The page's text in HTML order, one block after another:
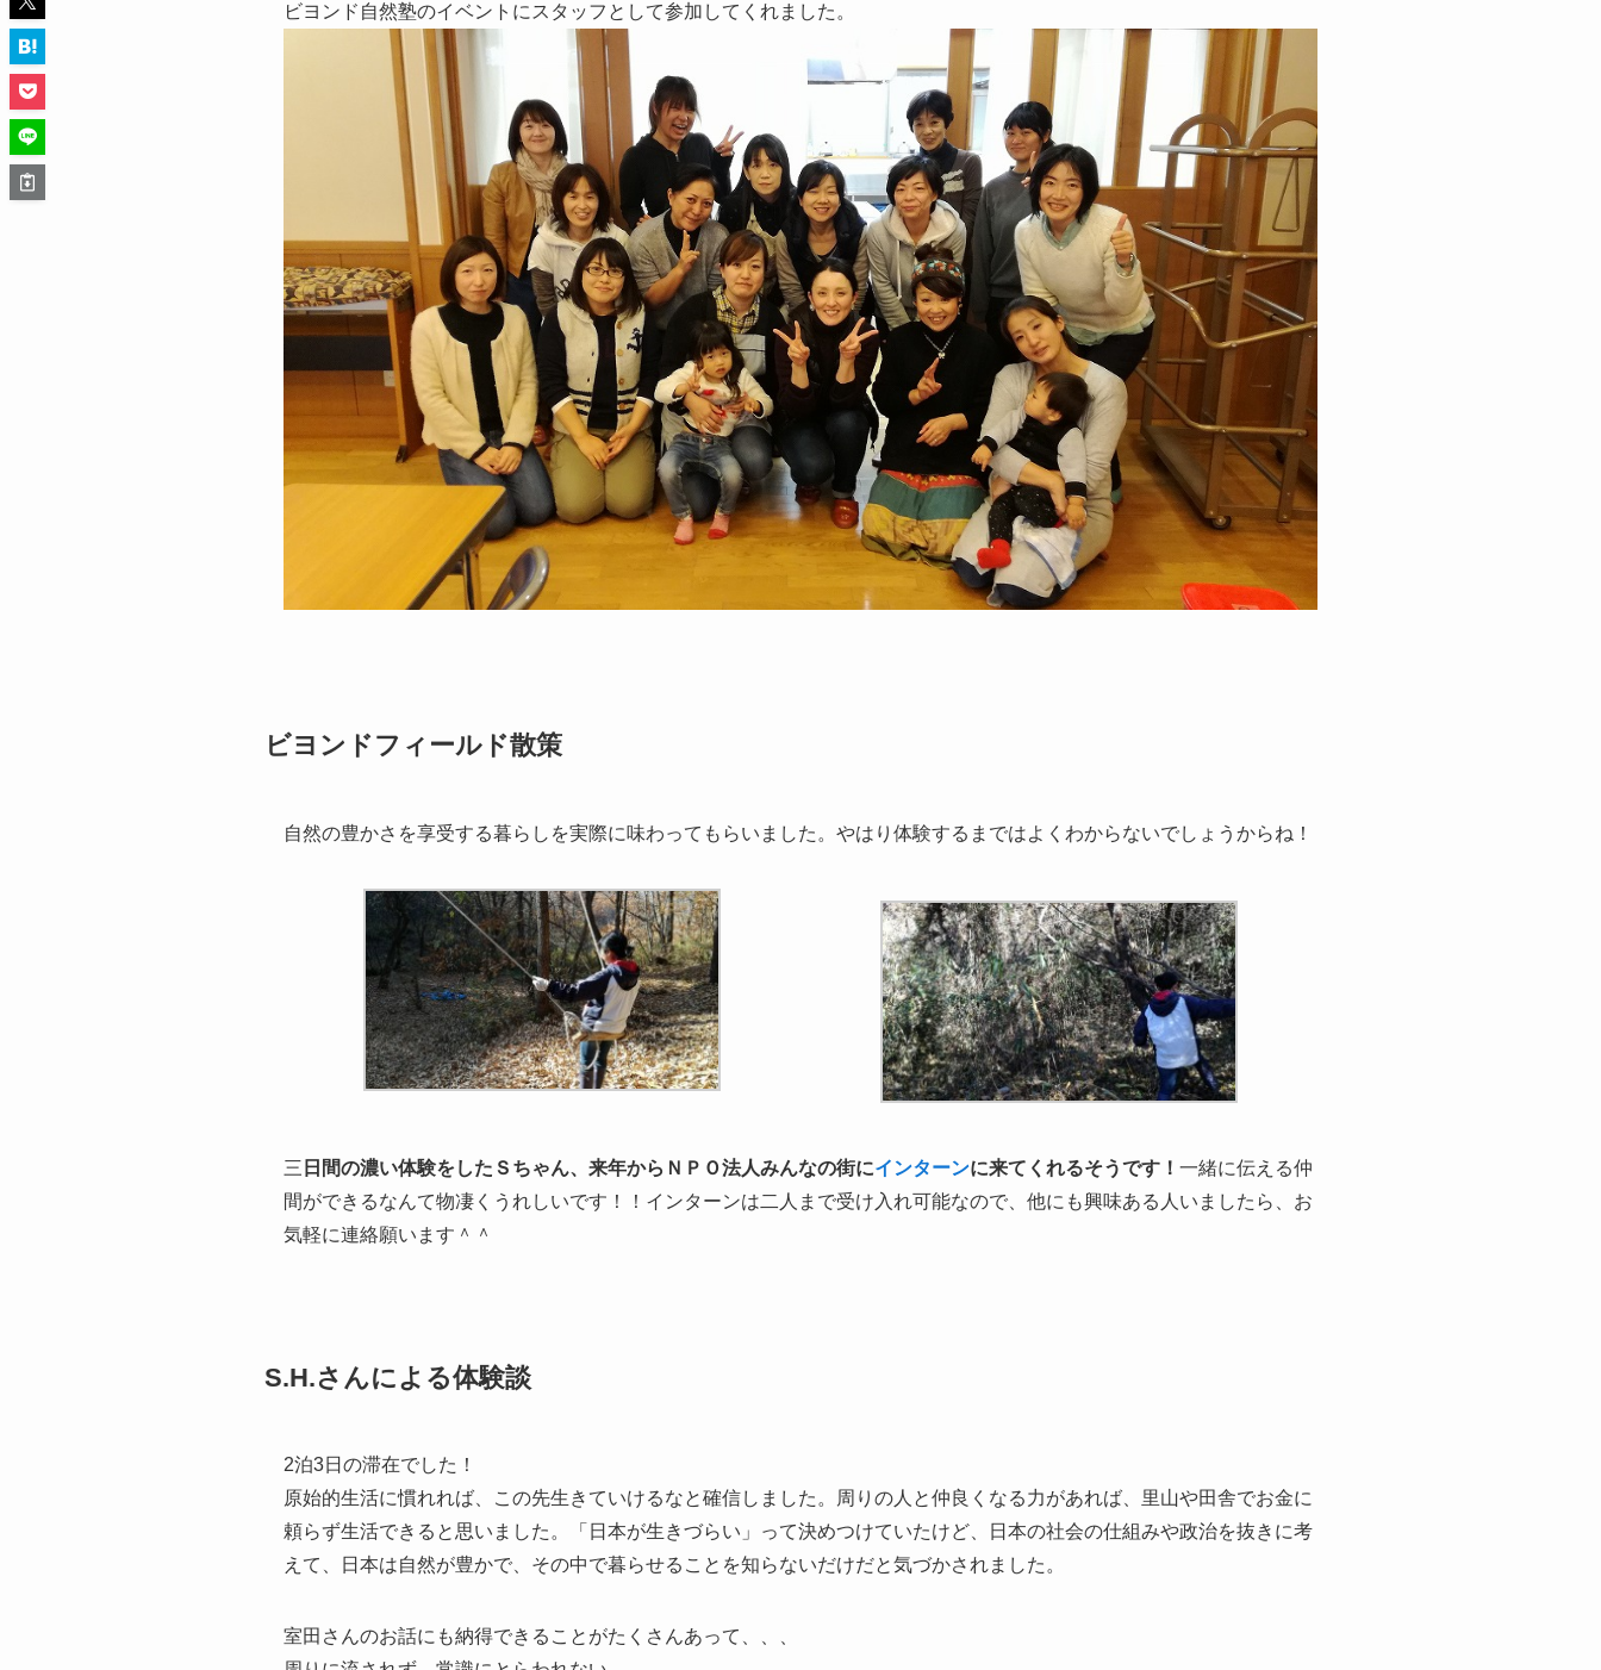
ビヨンド自然塾のイベントにスタッフとして参加してくれました。
ビヨンドフィールド散策
自然の豊かさを享受する暮らしを実際に味わってもらいました。やはり体験するまではよくわからないでしょうからね！
三 日間の濃い体験をしたＳちゃん、来年からＮＰＯ法人みんなの街にインターンに来てくれるそうです！ 一緒に伝える仲
間ができるなんて物凄くうれしいです！！インターンは二人まで受け入れ可能なので、他にも興味ある人いましたら、お
気軽に連絡願います＾＾
S.H.さんによる体験談
2泊3日の滞在でした！
原始的生活に慣れれば、この先生きていけるなと確信しました。周りの人と仲良くなる力があれば、里山や田舎でお金に
頼らず生活できると思いました。「日本が生きづらい」って決めつけていたけど、日本の社会の仕組みや政治を抜きに考
えて、日本は自然が豊かで、その中で暮らせることを知らないだけだと気づかされました。
室田さんのお話にも納得できることがたくさんあって、、、